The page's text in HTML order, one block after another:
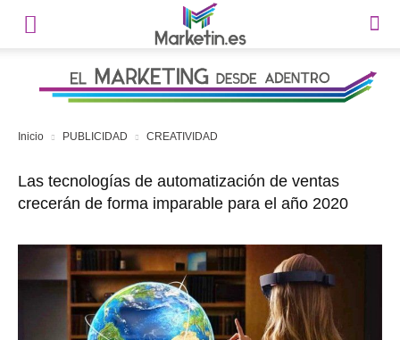
Inicio PUBLICIDAD CREATIVIDAD
Las tecnologías de automatización de ventas
crecerán de forma imparable para el año 2020